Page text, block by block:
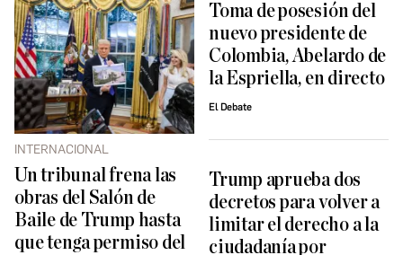
INTERNACIONAL
Un tribunal frena las
obras del Salón de
Baile de Trump hasta
que tenga permiso del
Toma de posesión del
nuevo presidente de
Colombia, Abelardo de
la Espriella, en directo
El Debate
Trump aprueba dos
decretos para volver a
limitar el derecho a la
ciudadanía por